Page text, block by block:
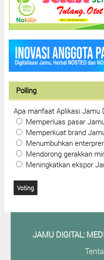
Polling
Apa manfaat Aplikasi Jamu
Memperluas pasar
Memperkuat brand
Menumbuhkan
Mendorong gerakkan
Meningkatkan ekspor
JAMU DIGITAL: M